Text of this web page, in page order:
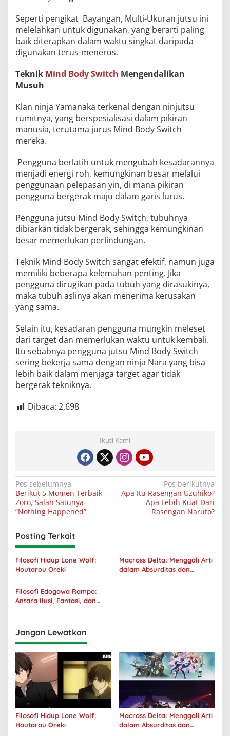
Seperti pengikat Bayangan, Multi-Ukuran jutsu ini
melelahkan untuk digunakan, yang berarti paling
baik diterapkan dalam waktu singkat daripada
digunakan terus-menerus.
Teknik Mind Body Switch Mengendalikan
Musuh
Klan ninja Yamanaka terkenal dengan ninjutsu
rumitnya, yang berspesialisasi dalam pikiran
manusia, terutama jurus Mind Body Switch
mereka.
Pengguna berlatih untuk mengubah kesadarannya
menjadi energi roh, kemungkinan besar melalui
penggunaan pelepasan yin, di mana pikiran
pengguna bergerak maju dalam garis lurus.
Pengguna jutsu Mind Body Switch, tubuhnya
dibiarkan tidak bergerak, sehingga kemungkinan
besar memerlukan perlindungan.
Teknik Mind Body Switch sangat efektif, namun juga
memiliki beberapa kelemahan penting. Jika
pengguna dirugikan pada tubuh yang dirasukinya,
maka tubuh aslinya akan menerima kerusakan
yang sama.
Selain itu, kesadaran pengguna mungkin meleset
dari target dan memerlukan waktu untuk kembali.
Itu sebabnya pengguna jutsu Mind Body Switch
sering bekerja sama dengan ninja Nara yang bisa
lebih baik dalam menjaga target agar tidak
bergerak tekniknya.
Dibaca: 2,698
Ikuti Kami
Navigasi
pos
Pos sebelumnya
Berikut 5 Momen Terbaik
Zoro, Salah Satunya
“Nothing Happened”
Pos berikutnya
Apa Itu Rasengan Uzuhiko?
Apa Lebih Kuat Dari
Rasengan Naruto?
Posting Terkait
Filosofi Hidup Lone Wolf:
Houtarou Oreki
Macross Delta: Menggali Arti
dalam Absurditas dan
Filosofi Edogawa Rampo:
Antara Ilusi, Fantasi, dan
Jangan Lewatkan
Filosofi Hidup Lone Wolf:
Houtarou Oreki
Macross Delta: Menggali Arti
dalam Absurditas dan